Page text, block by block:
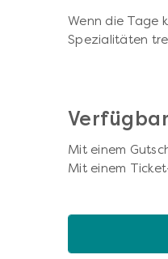
Wenn die Tage
Spezialitäten
Mit einem
Mit einem